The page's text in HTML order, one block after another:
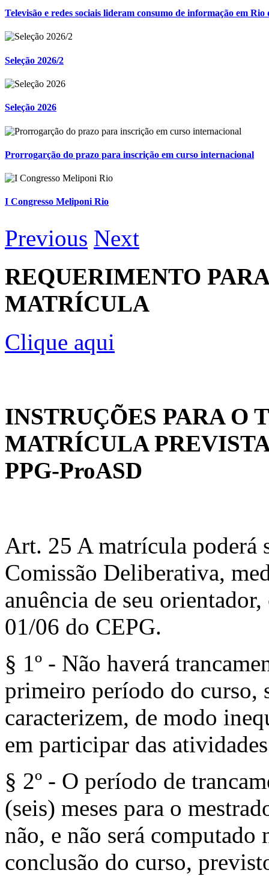
Televisão e redes sociais lideram consumo de informação em Rio
Seleção 2026/2
Seleção 2026
Prorrogarção do prazo para inscrição em curso internacional
I Congresso Meliponi Rio
Previous Next
REQUERIMENTO
MATRÍCULA
Clique aqui
INSTRUÇÕES PARA O
MATRÍCULA
PPG-ProASD
Art. 25 A matrícula poderá
Comissão Deliberativa,
anuência de seu
01/06 do CEPG.
§ 1º - Não haverá
primeiro período do curso,
caracterizem, de modo
em participar das
§ 2º - O período de
(seis) meses para o
não, e não será
conclusão do curso,